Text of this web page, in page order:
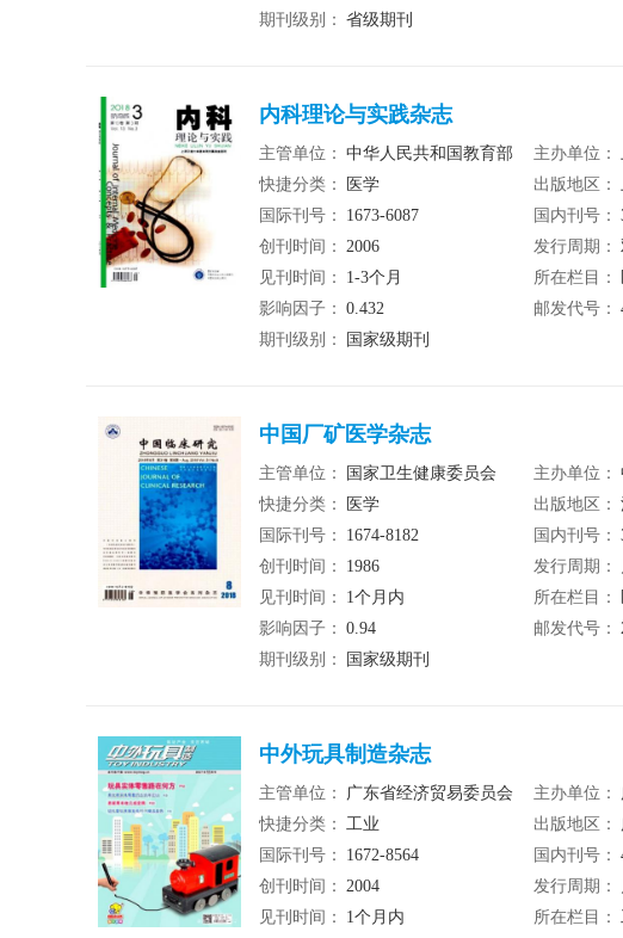
期刊级别： 省级期刊
内科理论与实践杂志
主管单位： 中华人民共和国教育部 主办单位：
快捷分类：
医学 出版地区：
国际刊号：
1673-6087 国内刊号：
创刊时间： 2006 发行周期：
见刊时间：
1-3个月 所在栏目：
影响因子： 0.432 邮发代号：
期刊级别：
国家级期刊
中国厂矿医学杂志
主管单位： 国家卫生健康委员会 主办单位：
快捷分类：
医学 出版地区：
国际刊号：
1674-8182 国内刊号：
创刊时间：
1986 发行周期：
见刊时间：
1个月内 所在栏目：
影响因子： 0.94 邮发代号：
期刊级别：
国家级期刊
中外玩具制造杂志
主管单位： 广东省经济贸易委员会 主办单位：
快捷分类： 工业 出版地区：
国际刊号：
1672-8564 国内刊号：
创刊时间： 2004 发行周期：
见刊时间：
1个月内 所在栏目：